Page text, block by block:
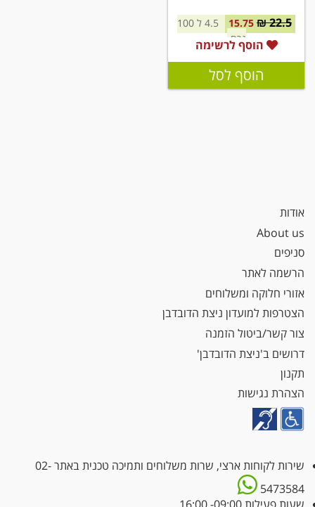
22.5 ₪
15.75
4.5 ל 100
גרם
הוסף לרשימה
הוסף לסל
אודות
About us
סניפים
הרשמה לאתר
אזורי חלוקה ומשלוחים
הצטרפות למועדון ניצת הדובדבן
צור קשר/ביטול הזמנה
דרושים ב'ניצת הדובדבן'
תקנון
הצהרת נגישות
שירות לקוחות ארצי, שרות משלוחים ותמיכה טכנית באתר02-
5473584